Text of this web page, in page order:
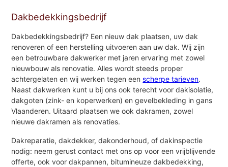
Dakbedekkingsbedrijf
Dakbedekkingsbedrijf? Een nieuw dak plaatsen, uw dak
renoveren of een herstelling uitvoeren aan uw dak. Wij zijn
een betrouwbare dakwerker met jaren ervaring met zowel
nieuwbouw als renovatie. Alles wordt steeds proper
achtergelaten en wij werken tegen eenscherpe tarieven.
Naast dakwerken kunt u bij ons ook terecht voor dakisolatie,
dakgoten (zink- en koperwerken) en gevelbekleding in gans
Vlaanderen. Uitaard plaatsen we ook dakramen, zowel
nieuwe dakramen als renovaties.
Dakreparatie, dakdekker, dakonderhoud, of dakinspectie
nodig: neem gerust contact met ons op voor een vrijblijvende
offerte, ook voor dakpannen, bitumineuze dakbedekking,